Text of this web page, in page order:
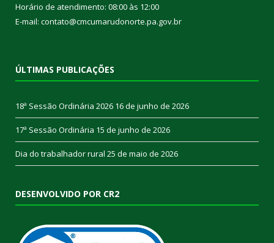
Horário de atendimento: 08:00 às 12:00
E-mail: contato@cmcumarudonorte.pa.gov.br
ÚLTIMAS PUBLICAÇÕES
18ª Sessão Ordinária 2026 16 de junho de 2026
17ª Sessão Ordinária 15 de junho de 2026
Dia do trabalhador rural 25 de maio de 2026
DESENVOLVIDO POR CR2